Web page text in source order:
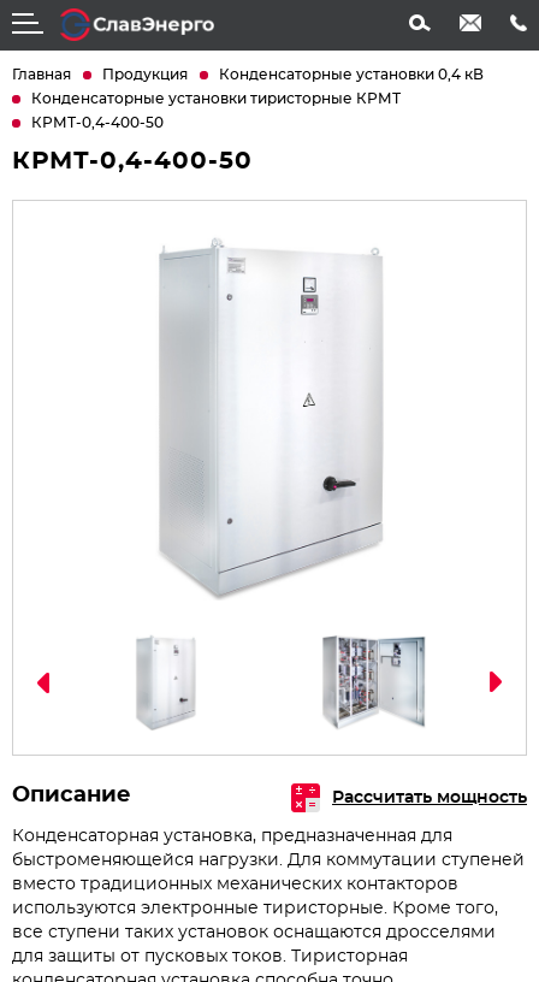
info@slavenergo.com
Главная Продукция
Конденсаторные установки 0,4 кВ
Конденсаторные установки тиристорные КРМТ
КРМТ-0,4-400-50
КРМТ-0,4-400-50
Описание Рассчитать мощность
Конденсаторная установка, предназначенная для
быстроменяющейся нагрузки. Для коммутации ступеней
вместо традиционных механических контакторов
используются электронные тиристорные. Кроме того,
все ступени таких установок оснащаются дросселями
для защиты от пусковых токов. Тиристорная